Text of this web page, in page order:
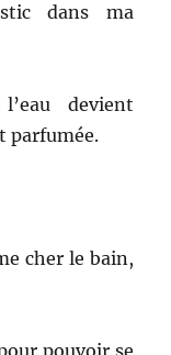
dans ma
devient
parfumée.
cher le bain,